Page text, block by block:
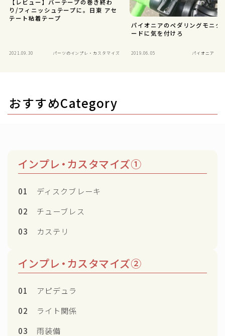
【レビュー】バーテープの巻き終わ
り/フィニッシュテープに。日東 アセ
テート粘着テープ
2021.09.30 パーツのインプレ・カスタマイズ
パイオニアのペダリングモニタ
ードに気を付けろ
2019.06.05 パイオニア
おすすめCategory
インプレ・カスタマイズ①
01
ディスクブレーキ
02
チューブレス
03
カステリ
インプレ・カスタマイズ②
01
アピデュラ
02
ライト関係
03
雨装備